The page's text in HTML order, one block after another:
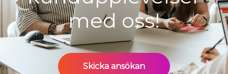
med oss!
Skicka ansökan